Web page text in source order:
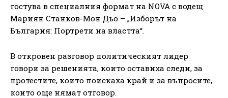
гостува в специалния формат на NOVA с водещ
Мариян Станков-Мон Дьо – „Изборът на
България: Портрети на властта“.
В откровен разговор политическият лидер
говори за решенията, които оставиха следи, за
протестите, които поискаха край и за въпросите,
които още нямат отговор.